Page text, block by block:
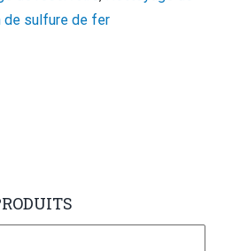
de sulfure de fer